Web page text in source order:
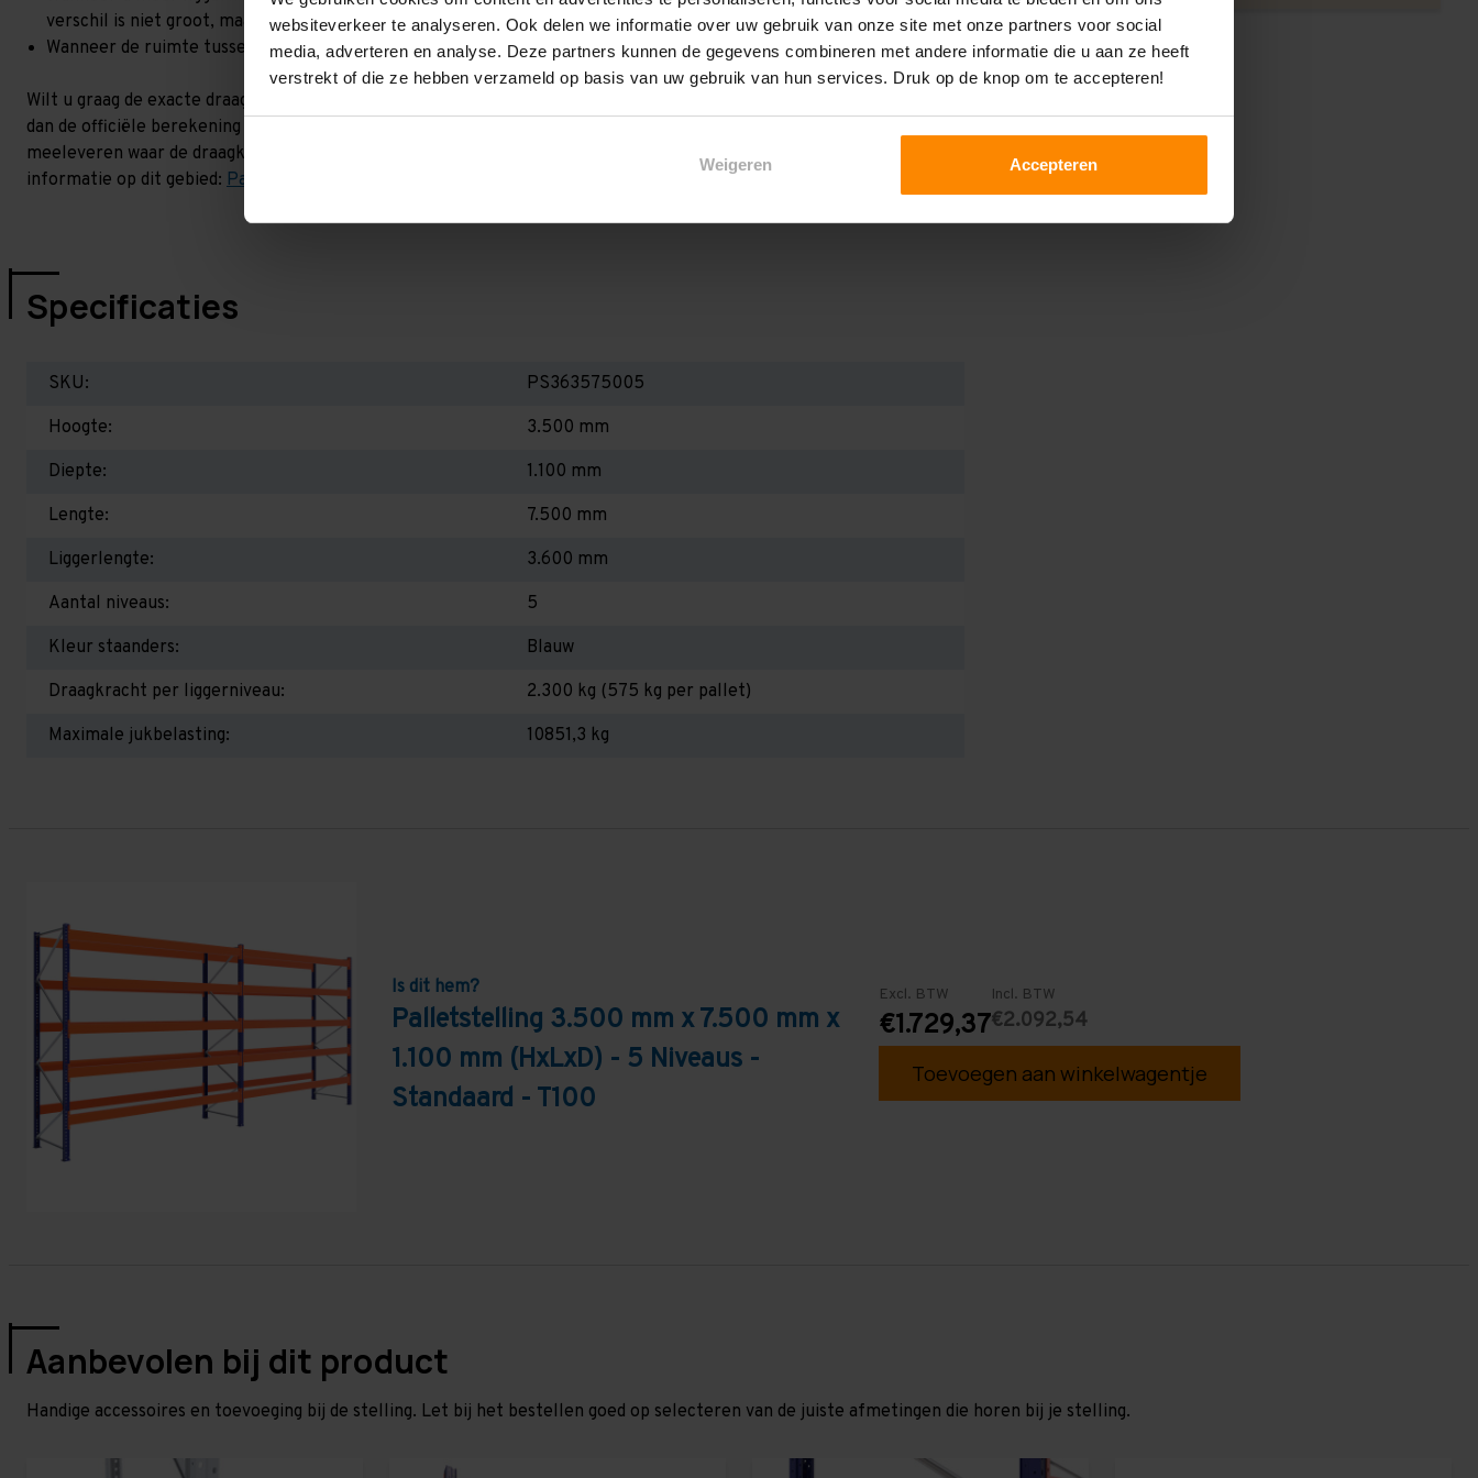
websiteverkeer te analyseren. Ook delen we informatie over uw gebruik van onze site met onze partners voor social
media, adverteren en analyse. Deze partners kunnen de gegevens combineren met andere informatie die u aan ze heeft
verstrekt of die ze hebben verzameld op basis van uw gebruik van hun services. Druk op de knop om te accepteren!
Weigeren Accepteren
verschil is niet groot, maar wel het beste om dit te laten berekenen!
Wanneer de ruimte tussen de liggerniveaus kleiner is dan 2,25 meter, valt de draagkracht juist iets hoger uit.
Wilt u graag de exacte draagkracht weten in uw situatie? Dan dient u even contact met ons op te nemen. Wij voeren
dan de officiële berekening uit. Dit doen we gratis en voor niets. Wij kunnen ook belastingbordjes of stickers
meeleveren waar de draagkracht van uw situatie op beschreven staat! Kortom, bij twijfel contact opnemen! Meer
informatie op dit gebied: Palletstellingen - Belangrijk om te weten!
Specificaties
SKU:
PS363575005
Hoogte:
3.500 mm
Diepte:
1.100 mm
Lengte:
7.500 mm
Liggerlengte:
3.600 mm
Aantal niveaus:
5
Kleur staanders:
Blauw
Draagkracht per liggerniveau:
2.300 kg (575 kg per pallet)
Maximale jukbelasting:
10851,3 kg
Is dit hem?
Palletstelling 3.500 mm x 7.500 mm x
1.100 mm (HxLxD) - 5 Niveaus -
Standaard - T100
Excl. BTW
€1.729,37
Incl. BTW
€2.092,54
Toevoegen aan winkelwagentje
Aanbevolen bij dit product
Handige accessoires en toevoeging bij de stelling. Let bij het bestellen goed op selecteren van de juiste afmetingen die horen bij je stelling.